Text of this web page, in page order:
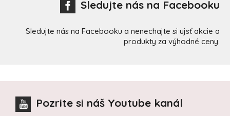
Sledujte nás na Facebooku
Sledujte nás na Facebooku a nenechajte si ujsť akcie a
produkty za výhodné ceny.
Pozrite si náš Youtube kanál